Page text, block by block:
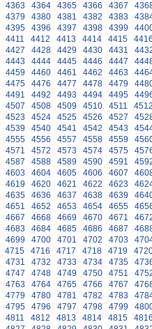
4363 4364 4365 4366 4367
4379 4380 4381 4382 4383
4395 4396 4397 4398 4399
4411 4412 4413 4414 4415
4427 4428 4429 4430 4431
4443 4444 4445 4446 4447
4459 4460 4461 4462 4463
4475 4476 4477 4478 4479
4491 4492 4493 4494 4495
4507 4508 4509 4510 4511
4523 4524 4525 4526 4527
4539 4540 4541 4542 4543
4555 4556 4557 4558 4559
4571 4572 4573 4574 4575
4587 4588 4589 4590 4591
4603 4604 4605 4606 4607
4619 4620 4621 4622 4623
4635 4636 4637 4638 4639
4651 4652 4653 4654 4655
4667 4668 4669 4670 4671
4683 4684 4685 4686 4687
4699 4700 4701 4702 4703
4715 4716 4717 4718 4719
4731 4732 4733 4734 4735
4747 4748 4749 4750 4751
4763 4764 4765 4766 4767
4779 4780 4781 4782 4783
4795 4796 4797 4798 4799
4811 4812 4813 4814 4815